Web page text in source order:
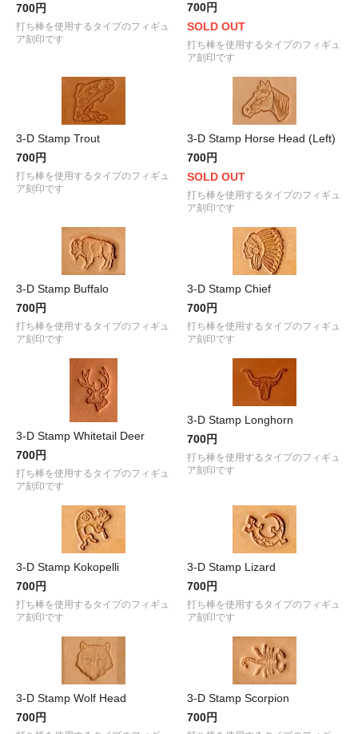
700円
打ち棒を使用するタイプのフィギュ
ア刻印です
700円
SOLD OUT
打ち棒を使用するタイプのフィギュ
ア刻印です
3-D Stamp Trout
700円
打ち棒を使用するタイプのフィギュ
ア刻印です
3-D Stamp Horse Head (Left)
700円
SOLD OUT
打ち棒を使用するタイプのフィギュ
ア刻印です
3-D Stamp Buffalo
700円
打ち棒を使用するタイプのフィギュ
ア刻印です
3-D Stamp Chief
700円
打ち棒を使用するタイプのフィギュ
ア刻印です
3-D Stamp Whitetail Deer
700円
打ち棒を使用するタイプのフィギュ
ア刻印です
3-D Stamp Longhorn
700円
打ち棒を使用するタイプのフィギュ
ア刻印です
3-D Stamp Kokopelli
700円
打ち棒を使用するタイプのフィギュ
ア刻印です
3-D Stamp Lizard
700円
打ち棒を使用するタイプのフィギュ
ア刻印です
3-D Stamp Wolf Head
700円
3-D Stamp Scorpion
700円